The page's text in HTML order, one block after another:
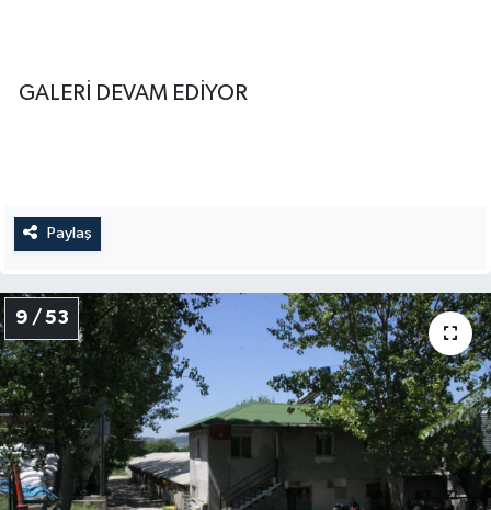
GALERİ DEVAM EDİYOR
Paylaş
9 / 53